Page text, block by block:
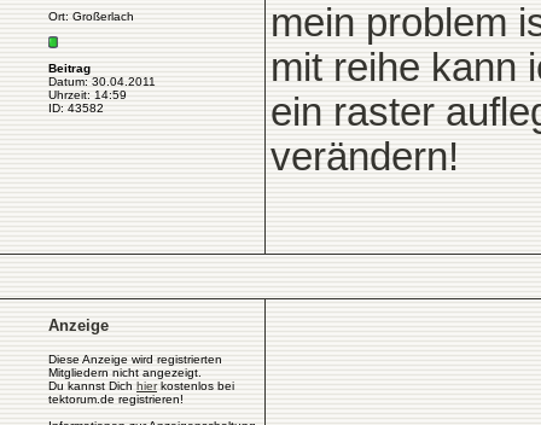
Ort: Großerlach
Beitrag
Datum: 30.04.2011
Uhrzeit: 14:59
ID: 43582
mein problem
mit reihe kann
ein raster
verändern!
Anzeige
Diese Anzeige wird registrierten
Mitgliedern nicht angezeigt.
Du kannst Dich hierkostenlos bei
tektorum.de registrieren!